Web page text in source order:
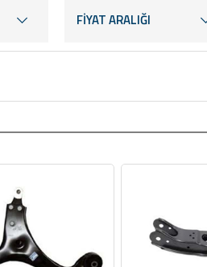
FİYAT ARALIĞI